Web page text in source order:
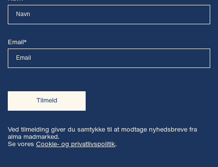
Email*
Tilmeld
Ved tilmelding giver du samtykke til at modtage nyhedsbreve fra
alma madmarked.
Se vores Cookie- og privatlivspolitik.